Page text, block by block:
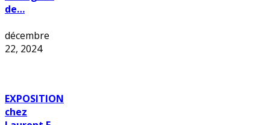
de…
décembre
22, 2024
EXPOSITION
chez